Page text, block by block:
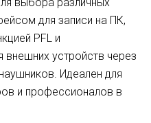
для записи на ПК,
PFL и
устройств через
Идеален для
и профессионалов в